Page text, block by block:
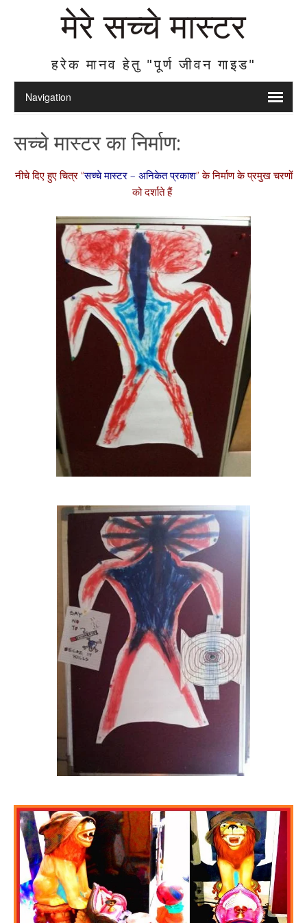
मेरे सच्चे मास्टर
हरेक मानव हेतु "पूर्ण जीवन गाइड"
सच्चे मास्टर का निर्माण:
नीचे दिए हुए चित्र “सच्चे मास्टर – अनिकेत प्रकाश” के निर्माण के प्रमुख चरणों
को दर्शाते हैं